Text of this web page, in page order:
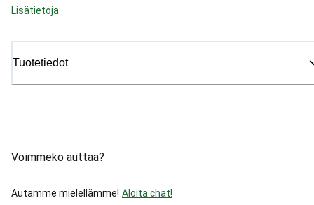
Lisätietoja
Tuotetiedot
Voimmeko auttaa?
Autamme mielellämme! Aloita chat!